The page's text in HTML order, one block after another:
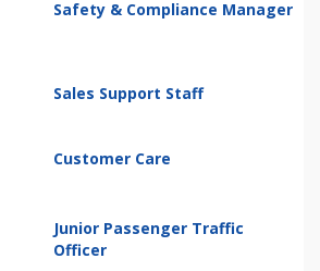
Safety & Compliance Manager
Sales Support Staff
Customer Care
Junior Passenger Traffic
Officer